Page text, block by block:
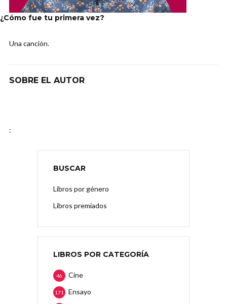
¿Cómo fue tu primera vez?
Una canción.
SOBRE EL AUTOR
:
BUSCAR
Libros por género
Libros premiados
LIBROS POR CATEGORÍA
Cine
46
Ensayo
171